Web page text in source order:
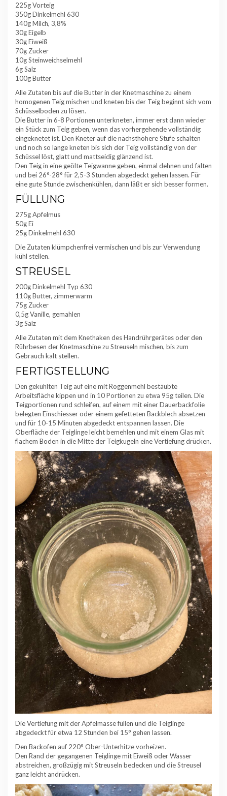
225g Vorteig
350g Dinkelmehl 630
140g Milch, 3,8%
30g Eigelb
30g Eiweiß
70g Zucker
10g Steinweichselmehl
6g Salz
100g Butter
Alle Zutaten bis auf die Butter in der Knetmaschine zu einem
homogenen Teig mischen und kneten bis der Teig beginnt sich vom
Schüsselboden zu lösen.
Die Butter in 6-8 Portionen unterkneten, immer erst dann wieder
ein Stück zum Teig geben, wenn das vorhergehende vollständig
eingeknetet ist. Den Kneter auf die nächsthöhere Stufe schalten
und noch so lange kneten bis sich der Teig vollständig von der
Schüssel löst, glatt und mattseidig glänzend ist.
Den Teig in eine geölte Teigwanne geben, einmal dehnen und falten
und bei 26°-28° für 2,5-3 Stunden abgedeckt gehen lassen. Für
eine gute Stunde zwischenkühlen, dann läßt er sich besser formen.
FÜLLUNG
275g Apfelmus
50g Ei
25g Dinkelmehl 630
Die Zutaten klümpchenfrei vermischen und bis zur Verwendung
kühl stellen.
STREUSEL
200g Dinkelmehl Typ 630
110g Butter, zimmerwarm
75g Zucker
0,5g Vanille, gemahlen
3g Salz
Alle Zutaten mit dem Knethaken des Handrührgerätes oder den
Rührbesen der Knetmaschine zu Streuseln mischen, bis zum
Gebrauch kalt stellen.
FERTIGSTELLUNG
Den gekühlten Teig auf eine mit Roggenmehl bestäubte
Arbeitsfläche kippen und in 10 Portionen zu etwa 95g teilen. Die
Teigportionen rund schleifen, auf einem mit einer Dauerbackfolie
belegten Einschiesser oder einem gefetteten Backblech absetzen
und für 10-15 Minuten abgedeckt entspannen lassen. Die
Oberfläche der Teiglinge leicht bemehlen und mit einem Glas mit
flachem Boden in die Mitte der Teigkugeln eine Vertiefung drücken.
Die Vertiefung mit der Apfelmasse füllen und die Teiglinge
abgedeckt für etwa 12 Stunden bei 15° gehen lassen.
Den Backofen auf 220° Ober-Unterhitze vorheizen.
Den Rand der gegangenen Teiglinge mit Eiweiß oder Wasser
abstreichen, großzügig mit Streuseln bedecken und die Streusel
ganz leicht andrücken.